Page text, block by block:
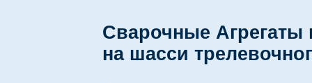
Сварочные
на шасси